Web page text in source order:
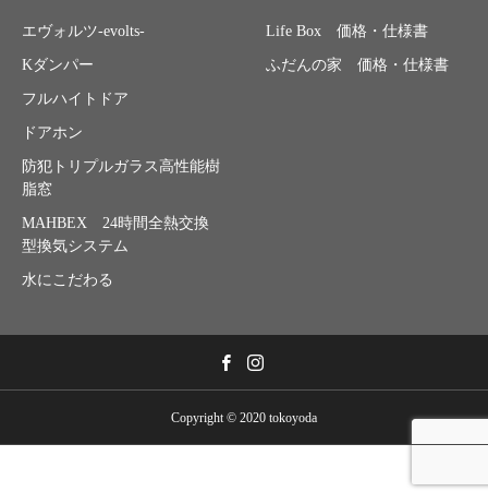
エヴォルツ-evolts-
Kダンパー
フルハイトドア
ドアホン
防犯トリプルガラス高性能樹
脂窓
MAHBEX 24時間全熱交換
型換気システム
水にこだわる
Life Box 価格・仕様書
ふだんの家 価格・仕様書
Copyright © 2020 tokoyoda